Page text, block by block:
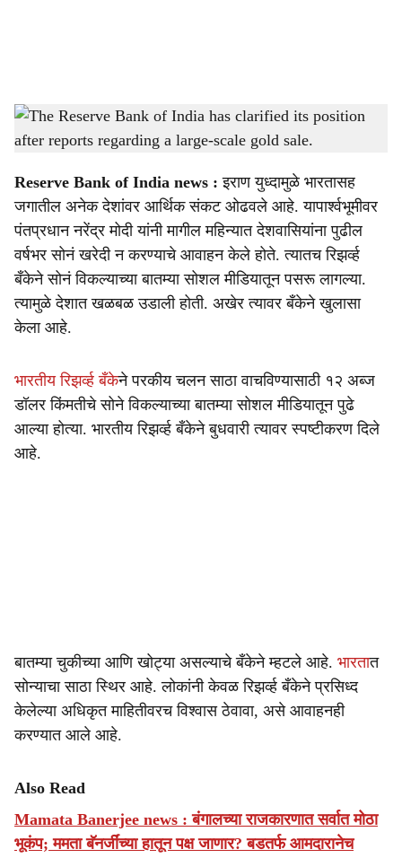
h
r
e
The Reserve Bank of India has clarified its position after reports regarding a large-scale
gold sale.
-Sarkarnama
Reserve Bank of India news : इराण युध्दामुळे भारतासह
जगातील अनेक देशांवर आर्थिक संकट ओढवले आहे. यापार्श्वभूमीवर
पंतप्रधान नरेंद्र मोदी यांनी मागील महिन्यात देशवासियांना पुढील
वर्षभर सोनं खरेदी न करण्याचे आवाहन केले होते. त्यातच रिझर्व्ह
बँकेने सोनं विकल्याच्या बातम्या सोशल मीडियातून पसरू लागल्या.
त्यामुळे देशात खळबळ उडाली होती. अखेर त्यावर बँकेने खुलासा
केला आहे.
भारतीय रिझर्व्ह बँकेने परकीय चलन साठा वाचविण्यासाठी १२ अब्ज
डॉलर किंमतीचे सोने विकल्याच्या बातम्या सोशल मीडियातून पुढे
आल्या होत्या. भारतीय रिझर्व्ह बँकेने बुधवारी त्यावर स्पष्टीकरण दिले
आहे.
बातम्या चुकीच्या आणि खोट्या असल्याचे बँकेने म्हटले आहे. भारतात
सोन्याचा साठा स्थिर आहे. लोकांनी केवळ रिझर्व्ह बँकेने प्रसिध्द
केलेल्या अधिकृत माहितीवरच विश्वास ठेवावा, असे आवाहनही
करण्यात आले आहे.
Also Read
Mamata Banerjee news : बंगालच्या राजकारणात सर्वात मोठा
भूकंप; ममता बॅनर्जींच्या हातून पक्ष जाणार? बडतर्फ आमदारानेच